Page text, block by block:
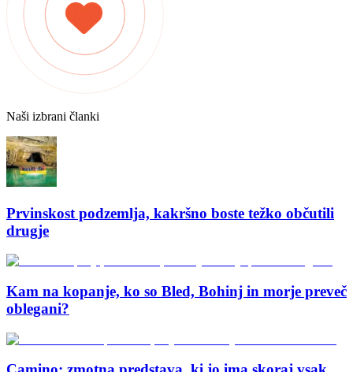
Naši izbrani članki
Prvinskost podzemlja, kakršno boste težko občutili
drugje
Kam na kopanje, ko so Bled, Bohinj in morje preveč
oblegani?